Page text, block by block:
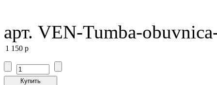
арт. VEN-Tumba-
1 150 p
Купить